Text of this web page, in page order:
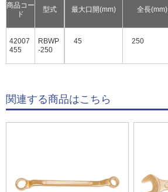
商品コー
ド
型式
42007
455
RBWP
-250
最大口開(mm) 全長(mm)
45 250
関連する商品はこちら